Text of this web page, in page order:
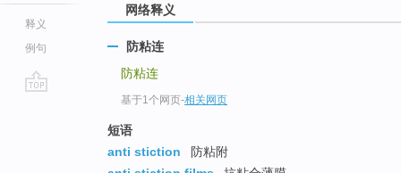
释义
例句
网络释义
防粘连
防粘连
基于1个网页-相关网页
短语
anti stiction
防粘附